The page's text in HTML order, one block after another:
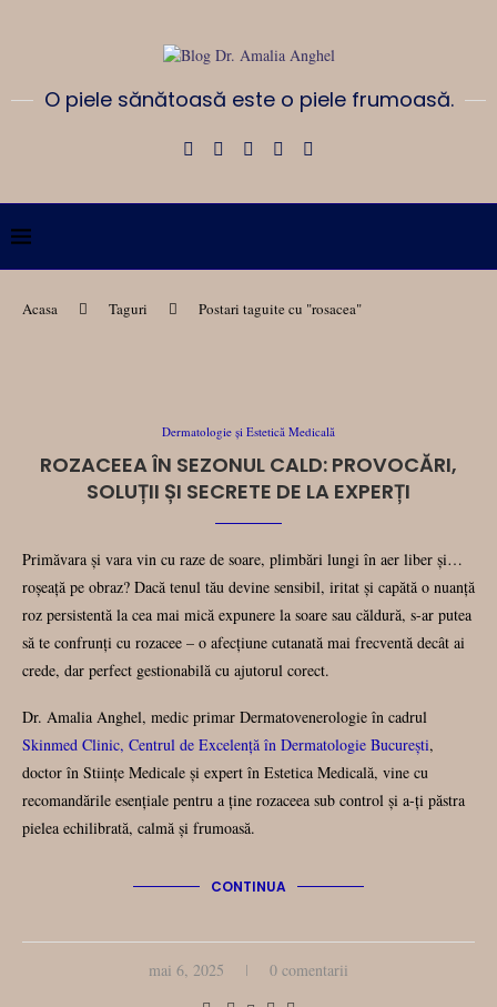
O piele sănătoasă este o piele frumoasă.
Acasa Taguri Postari taguite cu "rosacea"
Dermatologie și Estetică Medicală
ROZACEEA ÎN SEZONUL CALD: PROVOCĂRI,
SOLUȚII ȘI SECRETE DE LA EXPERȚI
Primăvara și vara vin cu raze de soare, plimbări lungi în aer liber și…
roșeață pe obraz? Dacă tenul tău devine sensibil, iritat și capătă o nuanță
roz persistentă la cea mai mică expunere la soare sau căldură, s-ar putea
să te confrunți cu rozacee – o afecțiune cutanată mai frecventă decât ai
crede, dar perfect gestionabilă cu ajutorul corect.
Dr. Amalia Anghel, medic primar Dermatovenerologie în cadrul
Skinmed Clinic, Centrul de Excelență în Dermatologie București,
doctor în Stiințe Medicale și expert în Estetica Medicală, vine cu
recomandările esențiale pentru a ține rozaceea sub control și a-ți păstra
pielea echilibrată, calmă și frumoasă.
CONTINUA
mai 6, 2025 0 comentarii